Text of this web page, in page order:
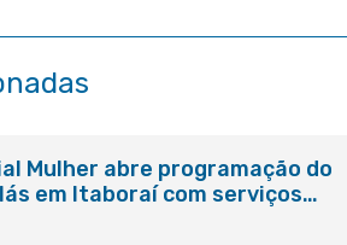
Mulher abre programação do
em Itaboraí com serviços